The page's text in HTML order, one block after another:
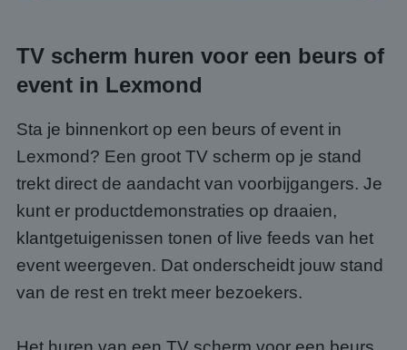
TV scherm huren voor een beurs of
event in Lexmond
Sta je binnenkort op een beurs of event in
Lexmond? Een groot TV scherm op je stand
trekt direct de aandacht van voorbijgangers. Je
kunt er productdemonstraties op draaien,
klantgetuigenissen tonen of live feeds van het
event weergeven. Dat onderscheidt jouw stand
van de rest en trekt meer bezoekers.